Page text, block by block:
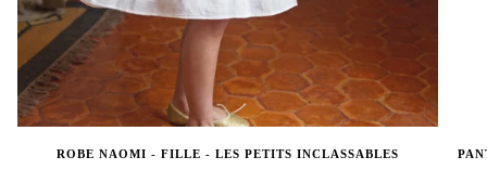
ROBE NAOMI - FILLE - LES PETITS INCLASSABLES